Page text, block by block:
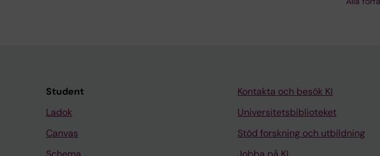
Student
Ladok
Canvas
Kontakta och besök KI
Universitetsbiblioteket
Stöd forskning och utbildning